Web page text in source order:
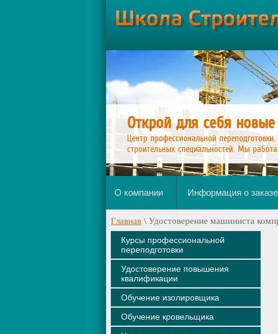
Открой для себя
Центр профессиональной
строительных специальностей. Мы
О компании Информация о
Главная \ Удостоверение машиниста
Курсы профессиональной
переподготовки
Удостоверение повышения
квалификации
Обучение изолировщика
Обучение кровельщика